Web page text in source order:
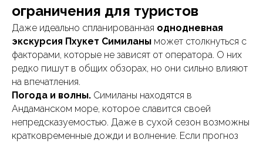
ограничения для туристов
Даже идеально спланированная однодневная
экскурсия Пхукет Симиланы может столкнуться с
факторами, которые не зависят от оператора. О них
редко пишут в общих обзорах, но они сильно влияют
на впечатления.
Погода и волны. Симиланы находятся в
Андаманском море, которое славится своей
непредсказуемостью. Даже в сухой сезон возможны
кратковременные дожди и волнение. Если прогноз